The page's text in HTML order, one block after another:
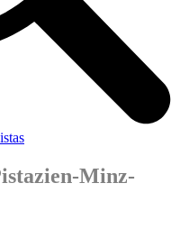
Minz-